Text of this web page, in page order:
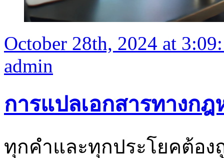
October 28th, 2024 at
admin
การแปลเอกสารทางก
ทุกคำและทุกประโยคต้อง